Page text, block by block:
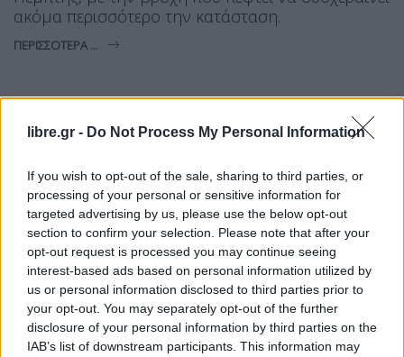
libre.gr - Do Not Process My Personal Information
If you wish to opt-out of the sale, sharing to third parties, or
processing of your personal or sensitive information for
targeted advertising by us, please use the below opt-out
section to confirm your selection. Please note that after your
opt-out request is processed you may continue seeing
interest-based ads based on personal information utilized by
us or personal information disclosed to third parties prior to
your opt-out. You may separately opt-out of the further
disclosure of your personal information by third parties on the
IAB’s list of downstream participants. This information may
ακόμα περισσότερο την κατάσταση.
ΠΕΡΙΣΣΌΤΕΡΑ ...